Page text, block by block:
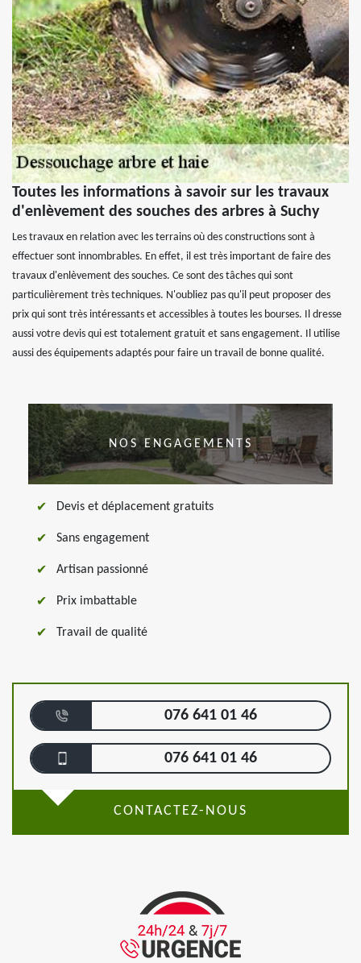
Toutes les informations à savoir sur les travaux
d'enlèvement des souches des arbres à Suchy
Les travaux en relation avec les terrains où des constructions sont à
effectuer sont innombrables. En effet, il est très important de faire des
travaux d'enlèvement des souches. Ce sont des tâches qui sont
particulièrement très techniques. N'oubliez pas qu'il peut proposer des
prix qui sont très intéressants et accessibles à toutes les bourses. Il dresse
aussi votre devis qui est totalement gratuit et sans engagement. Il utilise
aussi des équipements adaptés pour faire un travail de bonne qualité.
NOS ENGAGEMENTS
Devis et déplacement gratuits
Sans engagement
Artisan passionné
Prix imbattable
Travail de qualité
076 641 01 46
076 641 01 46
CONTACTEZ-NOUS